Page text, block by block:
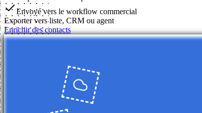
Envoyé vers le workflow commercial
Exporter vers liste, CRM ou agent
Enrichir des contacts